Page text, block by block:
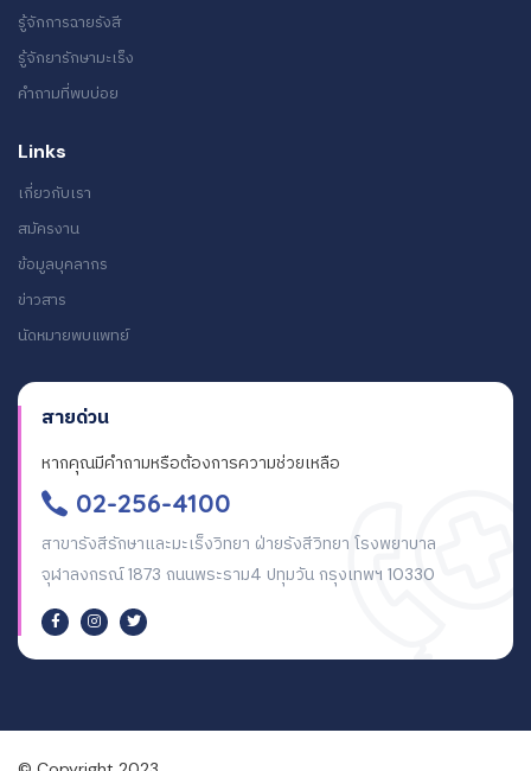
รู้จักการฉายรังสี
รู้จักยารักษามะเร็ง
คำถามที่พบบ่อย
Links
เกี่ยวกับเรา
สมัครงาน
ข้อมูลบุคลากร
ข่าวสาร
นัดหมายพบแพทย์
สายด่วน
หากคุณมีคำถามหรือต้องการความช่วยเหลือ
02-256-4100
สาขารังสีรักษาและมะเร็งวิทยา ฝ่ายรังสีวิทยา โรงพยาบาล
จุฬาลงกรณ์ 1873 ถนนพระราม4 ปทุมวัน กรุงเทพฯ 10330